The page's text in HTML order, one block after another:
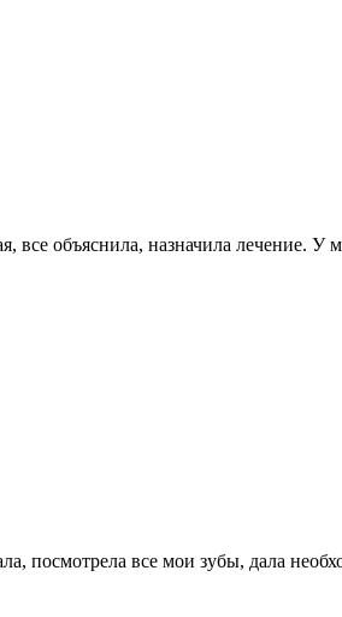
объяснила, назначила лечение. У
посмотрела все мои зубы, дала